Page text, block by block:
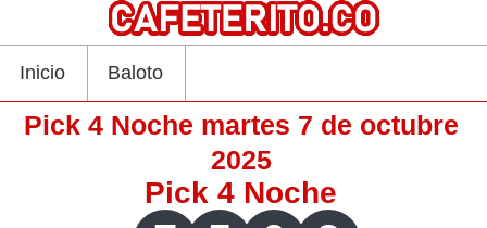
Inicio Baloto
Pick 4 Noche martes 7 de octubre
2025
Pick 4 Noche